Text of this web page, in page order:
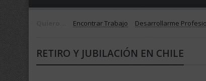
Encontrar Trabajo Desarrollarme
RETIRO Y JUBILACIÓN EN CHILE